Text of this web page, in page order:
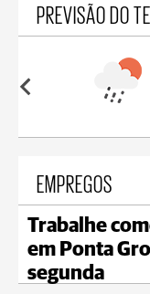
PREVISÃO DO
18°C
EMPREGOS
Trabalhe
em Ponta
segunda